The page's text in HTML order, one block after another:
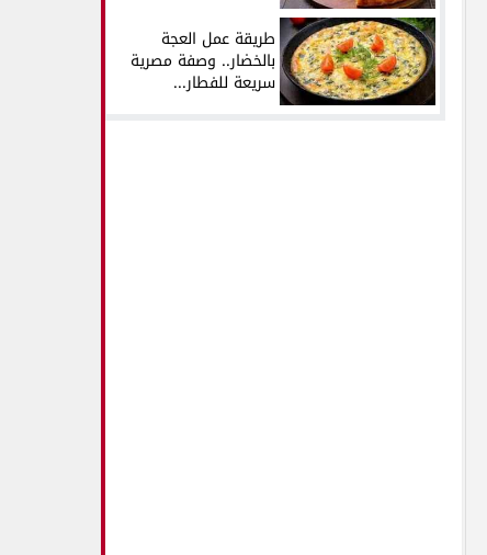
طريقة عمل العجة
بالخضار.. وصفة مصرية
سريعة للفطار...